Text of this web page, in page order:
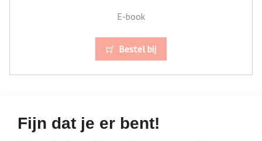
Fijn dat je er bent!
E-book
Bestel bij